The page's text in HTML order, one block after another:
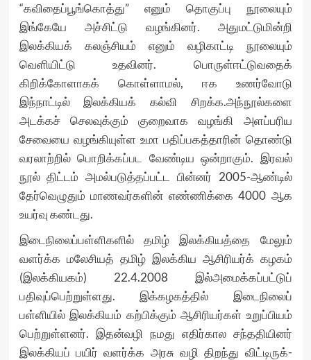
“கவிதைப்பூங்கொத்து” எனும் தொகுப்பு நூலையும்
இங்கேயே அச்சிட்டு வழங்கினர். அதுமட்டுமின்றி
இலக்கியக் கலஞ்சியம் எனும் வழிகாட்டி நூலையும்
வெளியிட்டு உதவினர். பொருள்ஈட்டுவதைக்
கிறிக்கோளாகக் கொள்ளாமல், ஈக உணர்வோடு
இந்நாட்டில் இலக்கியக் கல்வி சிறக்க.அந்நூல்களை
அடக்கச் செலவுக்கும் குறைவாக வழங்கி அளப்பரிய
சேவையை வழங்கியுள்ள உமா பதிப்பகத்தாரின் தொண்டு
வரலாற்றில் பொறிக்கப்பட வேண்டிய ஒன்றாகும். இரவல்
நூல் திட்டம் அமல்படுத்தப்பட்ட பின்னர் 2005-ஆண்டில்
தேர்வெழுதும் மாணவர்களின் எண்ணிக்கை 4000 ஆக
உயர்வு கண்டது.
இடைநிலைப்பள்ளிகளில் தமிழ் இலக்கியத்தை மேலும்
வளர்க்க மலேசியத் தமிழ் இலக்கிய ஆசிரியர்க் கழகம்
(இலக்கியகம்) 22.4.2008 இல்அமைக்கப்பட்டுப்
பதிவுப்பெற்றுள்ளது. இக்கழகத்தில் இடைநிலைப்
பள்ளியில் இலக்கியம் கற்பிக்கும் ஆசிரியர்கள் உறுப்பியம்
பெற்றுள்ளனர். இதன்வழி நமது எதிர்கால சந்ததியினர்
இலக்கியப் பயிர் வளர்க்க அரசு வழி திறந்து விட்டிருக்-